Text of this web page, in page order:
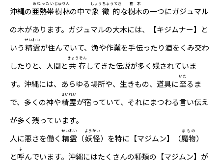
沖縄の亜熱帯
あねったい
樹林
じゅりん
の中で象徴的
しょうちょうてき
な樹木
樹木
の一つにガジュマル
の木があります。ガジュマルの大木には、【キジムナー】と
いう精霊
せいれい
が住んでいて、漁や作業を手伝ったり酒をくみ交わ
したりと、人間と共存
きょうぞん
してきた伝説が多く残されていま
す。沖縄には、あらゆる場所や、生きもの、道具に至
いた
るま
で、多くの神や精霊
せいれい
が宿っていて、それにまつわる言い伝え
が多く残っています。
人に悪さを働く 精霊
せいれい
（妖怪
ようかい
）を特に【マジムン】（魔物
まもの
）
と呼
よ
んでいます。沖縄にはたくさんの種類の【マジムン】が